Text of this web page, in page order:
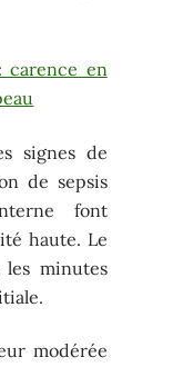
carence en
signes de
de sepsis
font
haute. Le
les minutes
modérée